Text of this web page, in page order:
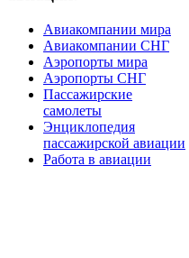
Авиакомпании мира
Авиакомпании СНГ
Аэропорты мира
Аэропорты СНГ
Пассажирские
самолеты
Энциклопедия
пассажирской авиации
Работа в авиации